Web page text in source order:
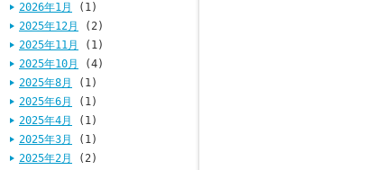
2026年1月
(1)
2025年12月
(2)
2025年11月
(1)
2025年10月
(4)
2025年8月
(1)
2025年6月
(1)
2025年4月
(1)
2025年3月
(1)
2025年2月
(2)